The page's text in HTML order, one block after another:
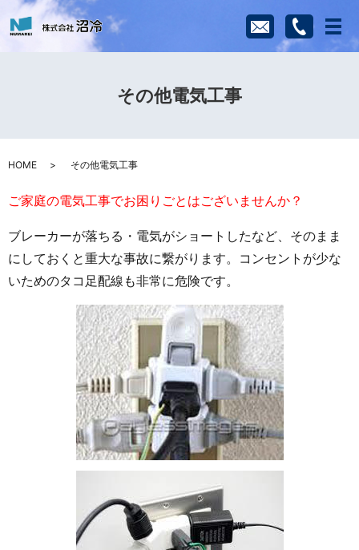
メ
その他電気工事
HOME その他電気工事
ご家庭の電気工事でお困りごとはございませんか？
ブレーカーが落ちる・電気がショートしたなど、そのまま
にしておくと重大な事故に繋がります。コンセントが少な
いためのタコ足配線も非常に危険です。